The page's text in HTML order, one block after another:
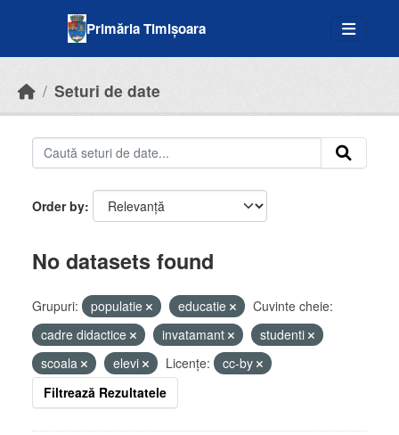
Primăria Timișoara
Seturi de date
Order by
No datasets found
Grupuri: populatie educatie
Cuvinte cheie:
cadre didactice
invatamant
studenti
scoala
elevi Licenţe:
cc-by
Filtrează Rezultatele